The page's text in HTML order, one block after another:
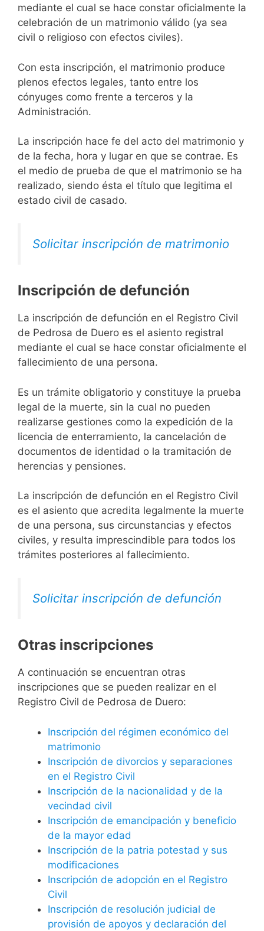
mediante el cual se hace constar oficialmente la
celebración de un matrimonio válido (ya sea
civil o religioso con efectos civiles).
Con esta inscripción, el matrimonio produce
plenos efectos legales, tanto entre los
cónyuges como frente a terceros y la
Administración.
La inscripción hace fe del acto del matrimonio y
de la fecha, hora y lugar en que se contrae. Es
el medio de prueba de que el matrimonio se ha
realizado, siendo ésta el título que legitima el
estado civil de casado.
Solicitar inscripción de matrimonio
Inscripción de defunción
La inscripción de defunción en el Registro Civil
de Pedrosa de Duero es el asiento registral
mediante el cual se hace constar oficialmente el
fallecimiento de una persona.
Es un trámite obligatorio y constituye la prueba
legal de la muerte, sin la cual no pueden
realizarse gestiones como la expedición de la
licencia de enterramiento, la cancelación de
documentos de identidad o la tramitación de
herencias y pensiones.
La inscripción de defunción en el Registro Civil
es el asiento que acredita legalmente la muerte
de una persona, sus circunstancias y efectos
civiles, y resulta imprescindible para todos los
trámites posteriores al fallecimiento.
Solicitar inscripción de defunción
Otras inscripciones
A continuación se encuentran otras
inscripciones que se pueden realizar en el
Registro Civil de Pedrosa de Duero:
Inscripción del régimen económico del
matrimonio
Inscripción de divorcios y separaciones
en el Registro Civil
Inscripción de la nacionalidad y de la
vecindad civil
Inscripción de emancipación y beneficio
de la mayor edad
Inscripción de la patria potestad y sus
modificaciones
Inscripción de adopción en el Registro
Civil
Inscripción de resolución judicial de
provisión de apoyos y declaración del